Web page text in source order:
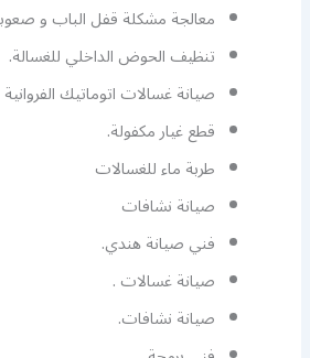
معالجة مشكلة قفل الباب و
تنظيف الحوض الداخلي للغسالة.
صيانة غسالات اتوماتيك
قطع غيار مكفولة.
طربة ماء للغسالات
صيانة نشافات
فني صيانة هندي.
صيانة غسالات .
صيانة نشافات.